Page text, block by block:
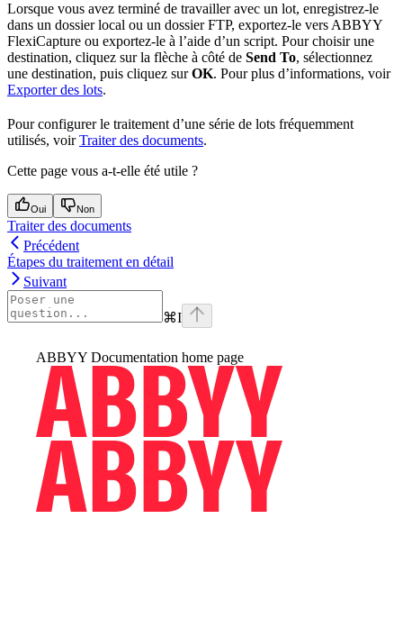
Lorsque vous avez terminé de travailler avec un lot, enregistrez-le
dans un dossier local ou un dossier FTP, exportez-le vers ABBYY
FlexiCapture ou exportez-le à l’aide d’un script. Pour choisir une
destination, cliquez sur la flèche à côté de Send To, sélectionnez
une destination, puis cliquez surOK. Pour plus d’informations, voir
Exporter des lots.
Pour configurer le traitement d’une série de lots fréquemment
utilisés, voirTraiter des documents.
Cette page vous a-t-elle été utile ?
Oui Non
Traiter des documents
Précédent
Étapes du traitement en détail
Suivant
⌘I
ABBYY Documentation home page